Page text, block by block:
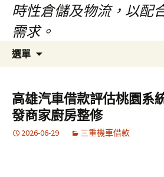
時性倉儲及物流，以配
需求。
選單
容
區
高雄汽車借款評估桃園系
發商家廚房整修
2026-06-29 三重機車借款